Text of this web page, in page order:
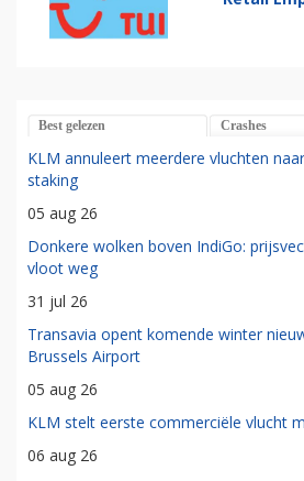
Best gelezen Crashes
KLM annuleert meerdere vluchten
staking
05 aug 26
Donkere wolken boven IndiGo:
vloot weg
31 jul 26
Transavia opent komende winter
Brussels Airport
05 aug 26
KLM stelt eerste commerciële vlucht
06 aug 26